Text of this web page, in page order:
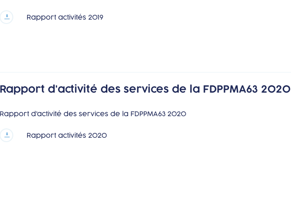
Rapport activités 2019
Rapport d'activité des services de la FDPPMA63 2020
Rapport d'activité des services de la FDPPMA63 2020
Rapport activités 2020